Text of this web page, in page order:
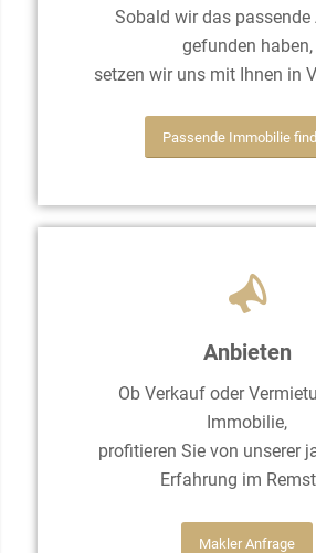
Sobald wir das passende
gefunden haben,
setzen wir uns mit Ihnen in
Passende Immobilie
Anbieten
Ob Verkauf oder
Immobilie,
profitieren Sie von unserer
Erfahrung im
Makler Anfrage